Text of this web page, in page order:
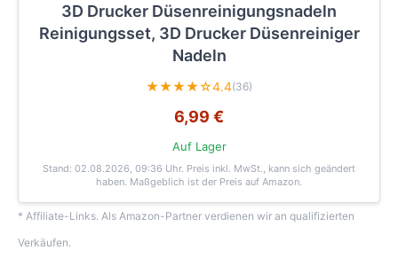
3D Drucker Düsenreinigungsnadeln
Reinigungsset, 3D Drucker Düsenreiniger
Nadeln
★★★★☆4.4(36)
6,99 €
Auf Lager
Stand: 02.08.2026, 09:36 Uhr. Preis inkl. MwSt., kann sich geändert
haben. Maßgeblich ist der Preis auf Amazon.
* Affiliate-Links. Als Amazon-Partner verdienen wir an qualifizierten
Verkäufen.